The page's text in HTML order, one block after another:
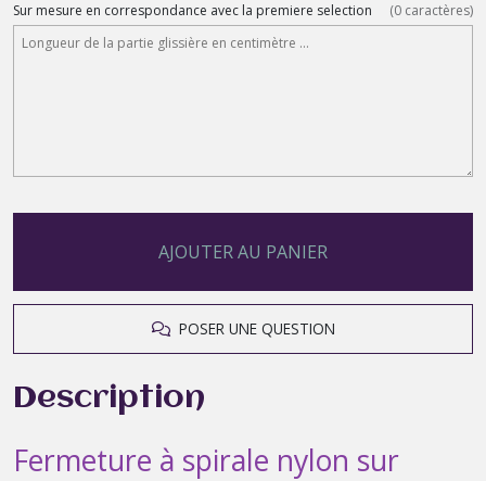
Sur mesure en correspondance avec la premiere selection (0 caractères)
AJOUTER AU PANIER
POSER UNE QUESTION
Description
Fermeture à spirale nylon sur